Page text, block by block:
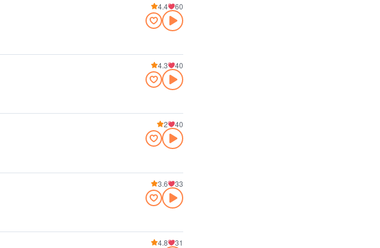
4.4 60
4.3 40
2 40
3.6 33
4.8 31